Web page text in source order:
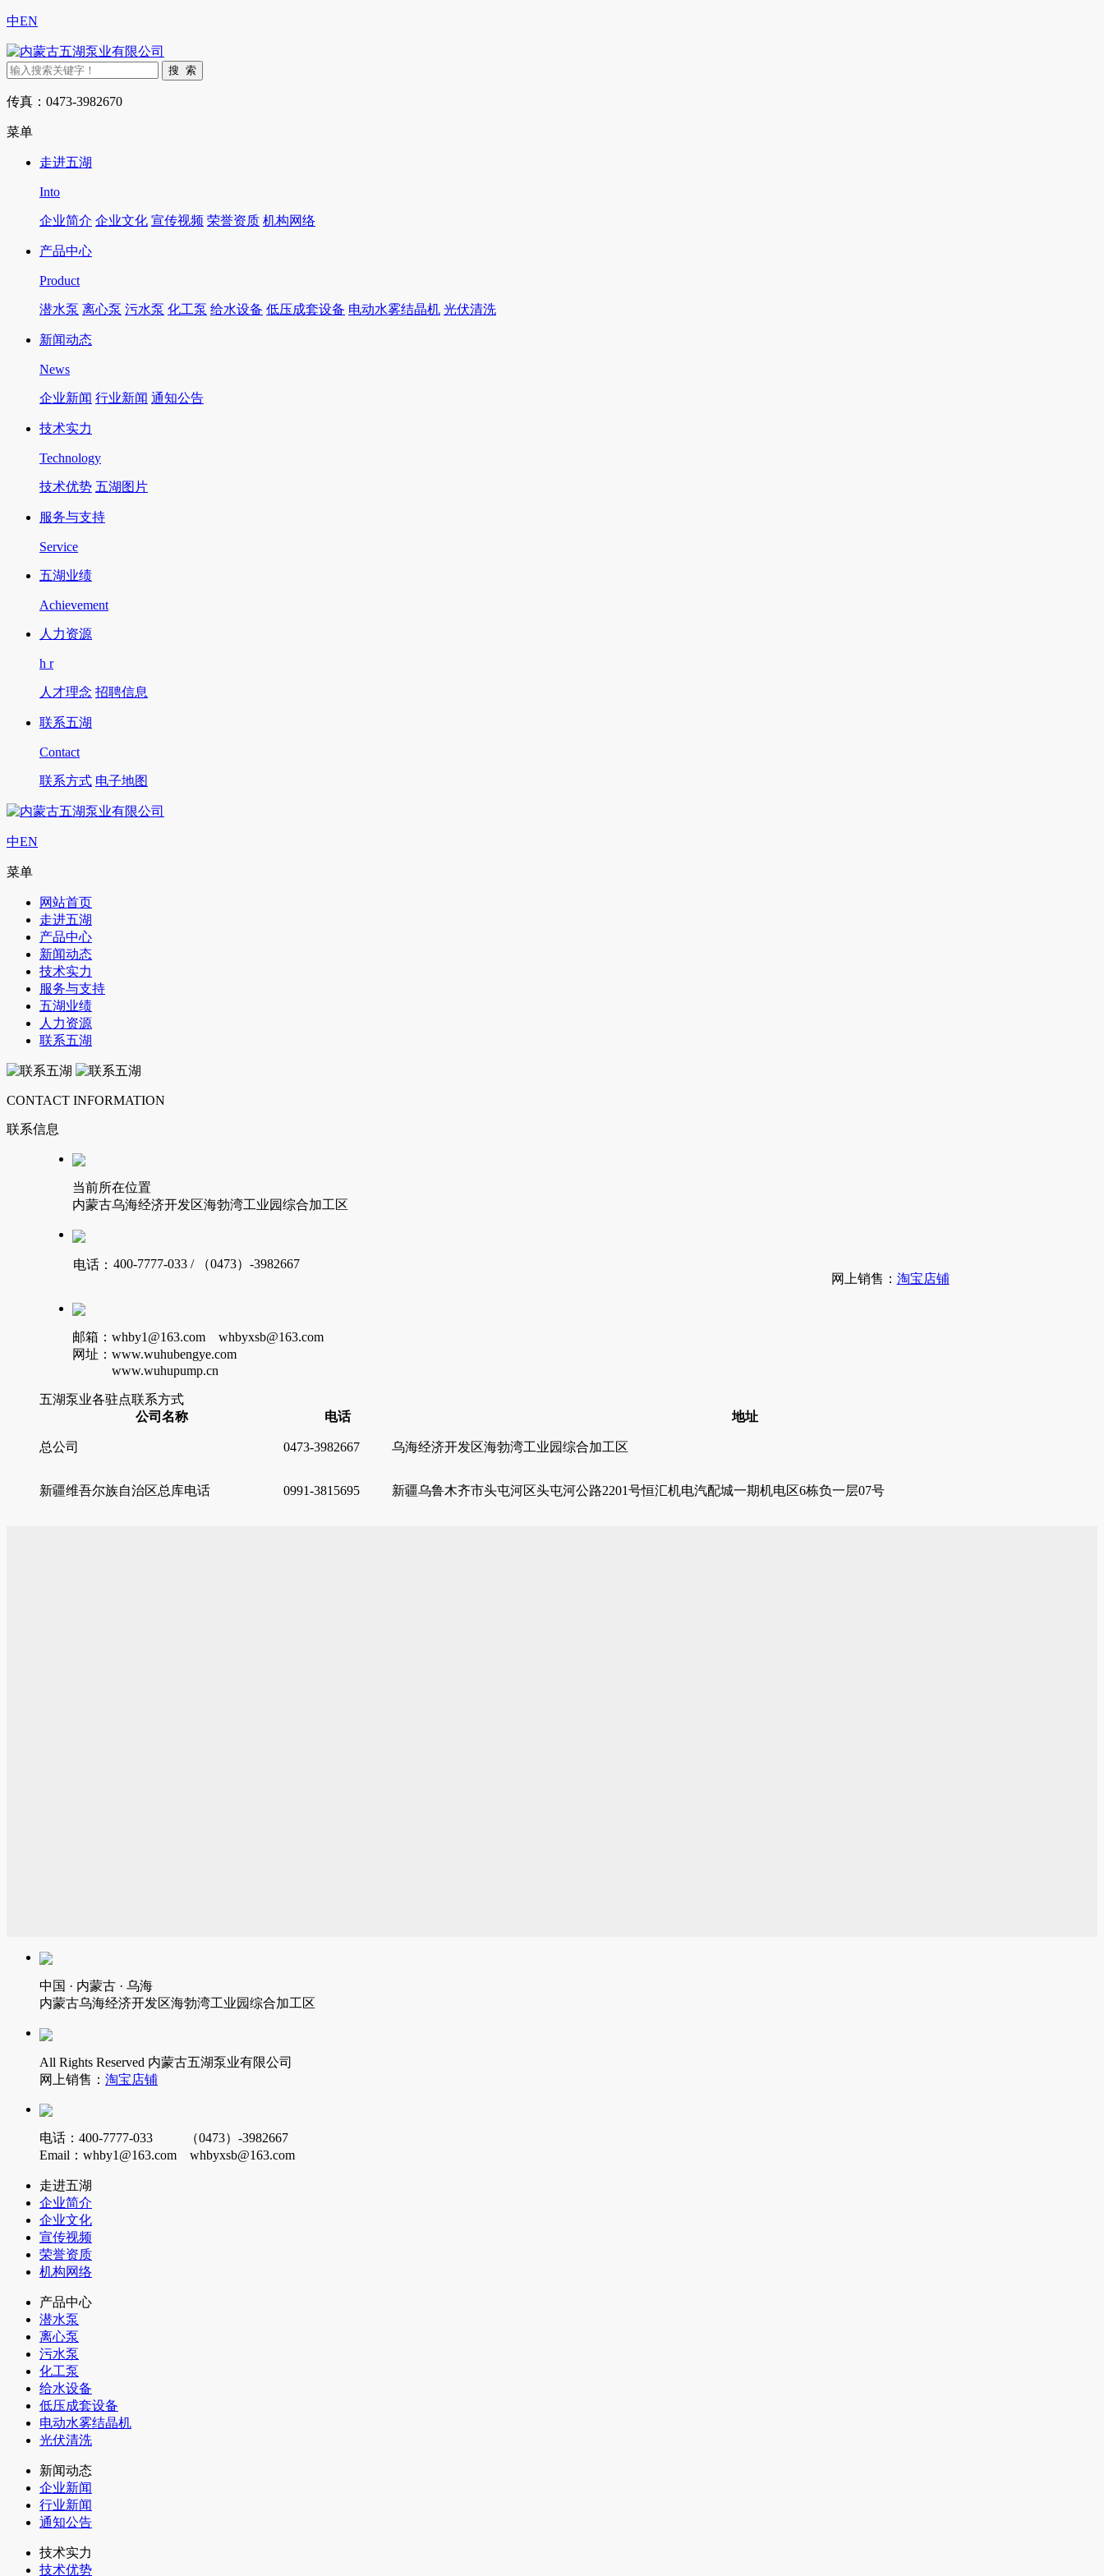
中EN
传真：0473-3982670
菜单
走进五湖
Into
企业简介 企业文化 宣传视频 荣誉资质 机构网络
产品中心
Product
潜水泵 离心泵 污水泵 化工泵 给水设备 低压成套设备 电动水雾结晶机 光伏清洗
新闻动态
News
企业新闻 行业新闻 通知公告
技术实力
Technology
技术优势 五湖图片
服务与支持
Service
五湖业绩
Achievement
人力资源
h r
人才理念 招聘信息
联系五湖
Contact
联系方式 电子地图
中EN
菜单
网站首页
走进五湖
产品中心
新闻动态
技术实力
服务与支持
五湖业绩
人力资源
联系五湖
CONTACT INFORMATION
联系信息
当前所在位置
内蒙古乌海经济开发区海勃湾工业园综合加工区
电话： 400-7777-033 / （0473）-3982667
网上销售： 淘宝店铺
邮箱：whby1@163.com whbyxsb@163.com
网址：www.wuhubengye.com
www.wuhupump.cn
五湖泵业各驻点联系方式
公司名称
电话 地址
总公司 0473-3982667 乌海经济开发区海勃湾工业园综合加工区
新疆维吾尔族自治区总库电话 0991-3815695 新疆乌鲁木齐市头屯河区头屯河公路2201号恒汇机电汽配城一期机电区6栋负一层07号
中国 · 内蒙古 · 乌海
内蒙古乌海经济开发区海勃湾工业园综合加工区
All Rights Reserved 内蒙古五湖泵业有限公司
网上销售： 淘宝店铺
电话：400-7777-033 （0473）-3982667
Email：whby1@163.com whbyxsb@163.com
走进五湖
企业简介
企业文化
宣传视频
荣誉资质
机构网络
产品中心
潜水泵
离心泵
污水泵
化工泵
给水设备
低压成套设备
电动水雾结晶机
光伏清洗
新闻动态
企业新闻
行业新闻
通知公告
技术实力
技术优势